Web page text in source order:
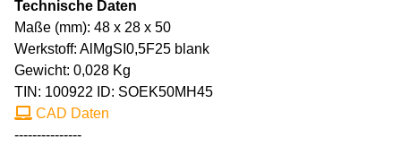
Technische Daten
Maße (mm): 48 x 28 x 50
Werkstoff: AlMgSI0,5F25 blank
Gewicht: 0,028 Kg
TIN: 100922 ID: SOEK50MH45
CAD Daten
---------------